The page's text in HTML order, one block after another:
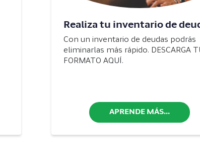
Realiza tu inventario de
Con un inventario de deudas podrás
eliminarlas más rápido. DESCARGA
FORMATO AQUÍ.
APRENDE MÁS...